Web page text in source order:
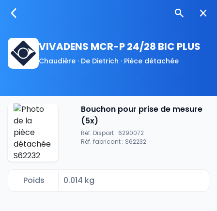
VIVADENS MCR-P 24/28 BIC PLUS
Chaudière · De Dietrich · Pièce détachée
Bouchon pour prise de mesure
(5x)
Réf. Dispart : 6290072
Réf. fabricant : S62232
Poids 0.014 kg